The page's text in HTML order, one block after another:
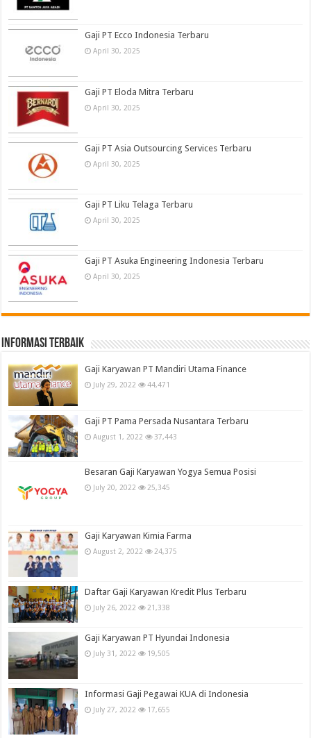
Gaji PT Ecco Indonesia Terbaru
April 30, 2025
Gaji PT Eloda Mitra Terbaru
April 30, 2025
Gaji PT Asia Outsourcing Services Terbaru
April 30, 2025
Gaji PT Liku Telaga Terbaru
April 30, 2025
Gaji PT Asuka Engineering Indonesia Terbaru
April 30, 2025
informasi terbaik
Gaji Karyawan PT Mandiri Utama Finance
July 29, 2022 44,471
Gaji PT Pama Persada Nusantara Terbaru
August 1, 2022 37,443
Besaran Gaji Karyawan Yogya Semua Posisi
July 20, 2022 25,345
Gaji Karyawan Kimia Farma
August 2, 2022 24,375
Daftar Gaji Karyawan Kredit Plus Terbaru
July 26, 2022 21,338
Gaji Karyawan PT Hyundai Indonesia
July 31, 2022 19,505
Informasi Gaji Pegawai KUA di Indonesia
July 27, 2022 17,655